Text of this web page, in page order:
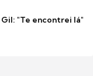
"Te encontrei lá"